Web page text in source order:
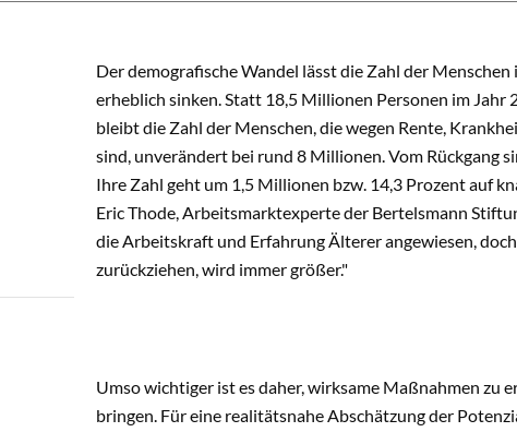
INHALT
Der demografische Wandel lässt die Zahl der
erheblich sinken. Statt 18,5 Millionen Personen im
bleibt die Zahl der Menschen, die wegen Rente,
sind, unverändert bei rund 8 Millionen. Vom Rückgang
Ihre Zahl geht um 1,5 Millionen bzw. 14,3 Prozent auf
Eric Thode, Arbeitsmarktexperte der Bertelsmann
die Arbeitskraft und Erfahrung Älterer angewiesen,
zurückziehen, wird immer größer."
Umso wichtiger ist es daher, wirksame Maßnahmen zu
bringen. Für eine realitätsnahe Abschätzung der